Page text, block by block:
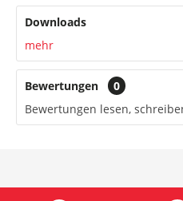
Downloads
mehr
Bewertungen
0
Bewertungen lesen,